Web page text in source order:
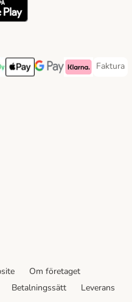
Method
Payment Method
Apple Pay Payment Method
Googple Pay Payment
Klarna Payment
Faktura
Faktura
Om företaget
Betalningssätt
Leverans